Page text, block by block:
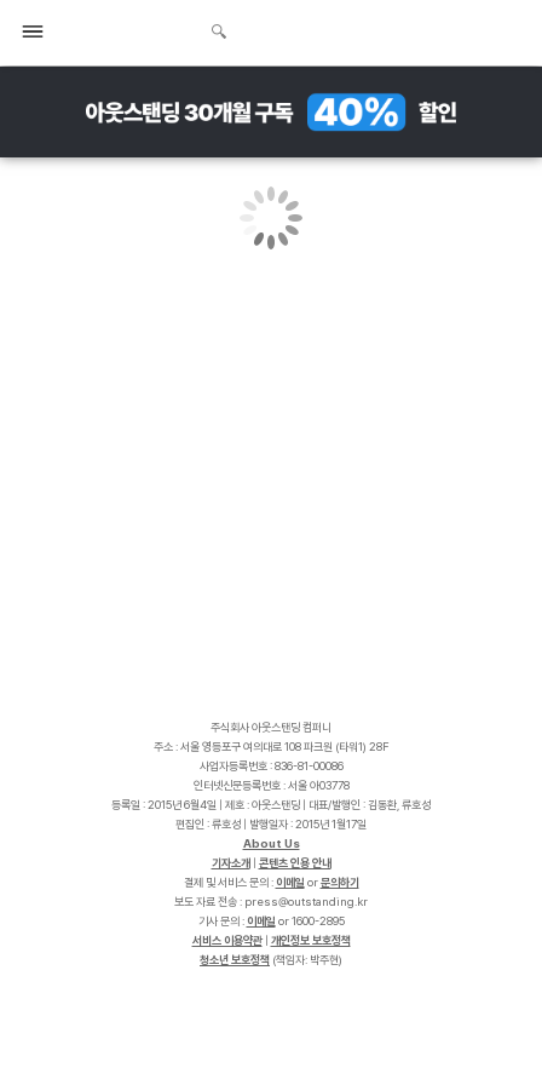
주식회사 아웃스탠딩 컴퍼니
주소 : 서울 영등포구 여의대로 108 파크원 (타워1) 28F
사업자등록번호 : 836-81-00086
인터넷신문등록번호 : 서울 아03778
등록일 : 2015년 6월4일 | 제호 : 아웃스탠딩 | 대표/발행인 : 김동환, 류호성
편집인 : 류호성 | 발행일자 : 2015년 1월17일
About Us
기자소개
콘텐츠 인용 안내
결제 및 서비스 문의 : 이메일 or문의하기
보도 자료 전송 :
r
k
.
g
n
i
d
n
a
t
s
t
u
o
@
s
s
e
r
p
기사 문의 : 이메일 or 1600-2895
서비스 이용약관| 개인정보 보호정책
청소년 보호정책 (책임자: 박주현)